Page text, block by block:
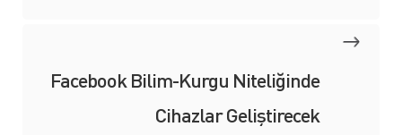
Facebook Bilim-Kurgu Niteliğinde
Cihazlar Geliştirecek